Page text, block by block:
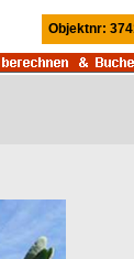
Objektnr: